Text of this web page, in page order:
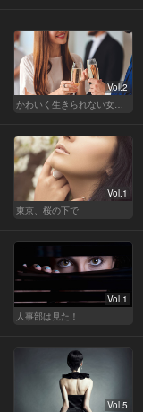
Vol.2
かわいく生きられない女たち
Vol.1
東京、桜の下で
Vol.1
人事部は見た！
Vol.5